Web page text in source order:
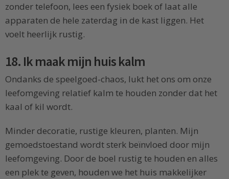
zonder telefoon, lees een fysiek boek of laat alle
apparaten de hele zaterdag in de kast liggen. Het
voelt heerlijk rustig.
18. Ik maak mijn huis kalm
Ondanks de speelgoed-chaos, lukt het ons om onze
leefomgeving relatief kalm te houden zonder dat het
kaal of kil wordt.
Minder decoratie, rustige kleuren, planten. Mijn
gemoedstoestand wordt sterk beïnvloed door mijn
leefomgeving. Door de boel rustig te houden en alles
een plek te geven, houden we het huis makkelijker